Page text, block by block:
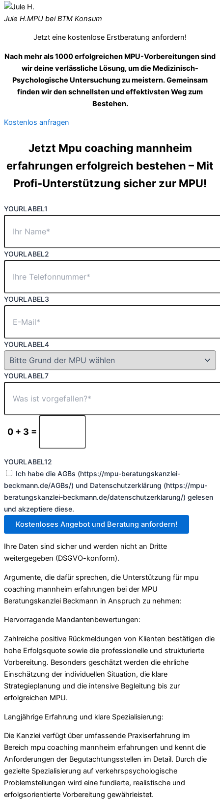
Jule H.MPU bei BTM Konsum
Jetzt eine kostenlose Erstberatung anfordern!
Nach mehr als 1000 erfolgreichen MPU-Vorbereitungen sind
wir deine verlässliche Lösung, um die Medizinisch-
Psychologische Untersuchung zu meistern. Gemeinsam
finden wir den schnellsten und effektivsten Weg zum
Bestehen.
Kostenlos anfragen
Jetzt Mpu coaching mannheim
erfahrungen erfolgreich bestehen – Mit
Profi-Unterstützung sicher zur MPU!
YOURLABEL1
YOURLABEL2
YOURLABEL3
YOURLABEL4
YOURLABEL7
0 + 3 =
YOURLABEL12
Ich habe die AGBs (https://mpu-beratungskanzlei-
beckmann.de/AGBs/) und Datenschutzerklärung (https://mpu-
beratungskanzlei-beckmann.de/datenschutzerklarung/) gelesen
und akzeptiere diese.
Kostenloses Angebot und Beratung anfordern!
Ihre Daten sind sicher und werden nicht an Dritte
weitergegeben (DSGVO-konform).
Argumente, die dafür sprechen, die Unterstützung für mpu
coaching mannheim erfahrungen bei der MPU
Beratungskanzlei Beckmann in Anspruch zu nehmen:
Hervorragende Mandantenbewertungen:
Zahlreiche positive Rückmeldungen von Klienten bestätigen die
hohe Erfolgsquote sowie die professionelle und strukturierte
Vorbereitung. Besonders geschätzt werden die ehrliche
Einschätzung der individuellen Situation, die klare
Strategieplanung und die intensive Begleitung bis zur
erfolgreichen MPU.
Langjährige Erfahrung und klare Spezialisierung:
Die Kanzlei verfügt über umfassende Praxiserfahrung im
Bereich mpu coaching mannheim erfahrungen und kennt die
Anforderungen der Begutachtungsstellen im Detail. Durch die
gezielte Spezialisierung auf verkehrspsychologische
Problemstellungen wird eine fundierte, realistische und
erfolgsorientierte Vorbereitung gewährleistet.